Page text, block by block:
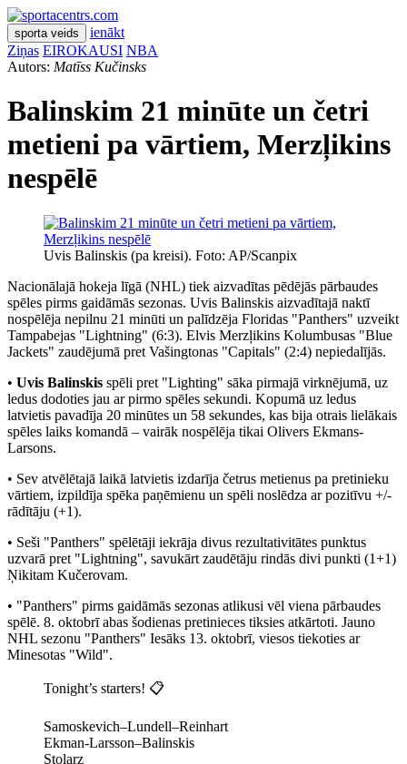
sporta veids
ienākt
Ziņas EIROKAUSI NBA
Autors: Matīss Kučinsks
Balinskim 21 minūte un četri
metieni pa vārtiem, Merzļikins
nespēlē
Uvis Balinskis (pa kreisi). Foto: AP/Scanpix
Nacionālajā hokeja līgā (NHL) tiek aizvadītas pēdējās pārbaudes
spēles pirms gaidāmās sezonas. Uvis Balinskis aizvadītajā naktī
nospēlēja nepilnu 21 minūti un palīdzēja Floridas "Panthers" uzveikt
Tampabejas "Lightning" (6:3). Elvis Merzļikins Kolumbusas "Blue
Jackets" zaudējumā pret Vašingtonas "Capitals" (2:4) nepiedalījās.
• Uvis Balinskis spēli pret "Lighting" sāka pirmajā virknējumā, uz
ledus dodoties jau ar pirmo spēles sekundi. Kopumā uz ledus
latvietis pavadīja 20 minūtes un 58 sekundes, kas bija otrais lielākais
spēles laiks komandā – vairāk nospēlēja tikai Olivers Ekmans-
Larsons.
• Sev atvēlētajā laikā latvietis izdarīja četrus metienus pa pretinieku
vārtiem, izpildīja spēka paņēmienu un spēli noslēdza ar pozitīvu +/-
rādītāju (+1).
• Seši "Panthers" spēlētāji iekrāja divus rezultativitātes punktus
uzvarā pret "Lightning", savukārt zaudētāju rindās divi punkti (1+1)
Ņikitam Kučerovam.
• "Panthers" pirms gaidāmās sezonas atlikusi vēl viena pārbaudes
spēlē. 8. oktobrī abas šodienas pretinieces tiksies atkārtoti. Jauno
NHL sezonu "Panthers" Iesāks 13. oktobrī, viesos tiekoties ar
Minesotas "Wild".
Tonight’s starters! 📋
Samoskevich–Lundell–Reinhart
Ekman-Larsson–Balinskis
Stolarz